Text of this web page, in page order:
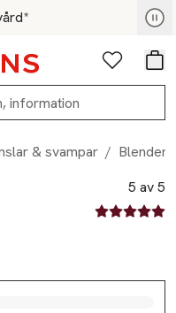
nu
Favoriter
& svampar / Blender
5 av 5
5 av fem